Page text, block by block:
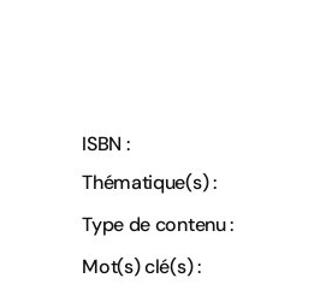
ISBN :
Thématique(s) :
Type de contenu :
Mot(s) clé(s) :